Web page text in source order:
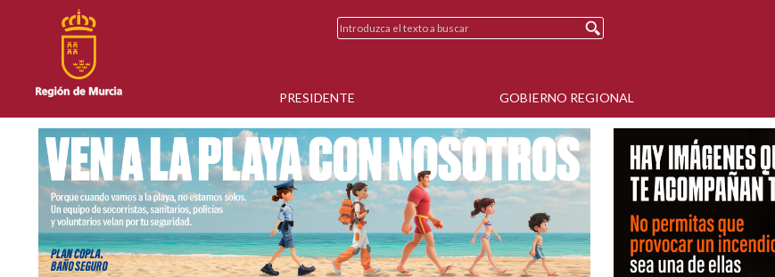
PRESIDENTE GOBIERNO REGIONAL